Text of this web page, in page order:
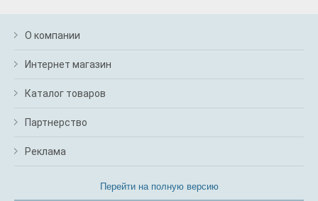
О компании
Интернет магазин
Каталог товаров
Партнерство
Реклама
Перейти на полную версию